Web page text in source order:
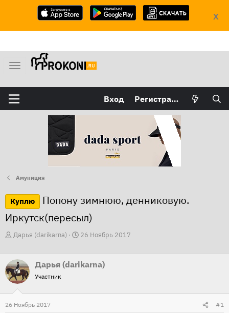
X
М
н
ю
Вход Регистрация
Амуниция
Куплю
Попону зимнюю, денниковую.
Иркутск(пересыл)
А
т
о
р
т
е
Дарья (darikarna)
Д
а
26 Ноябрь 2017
Дарья (darikarna)
Участник
26 Ноябрь 2017 #1